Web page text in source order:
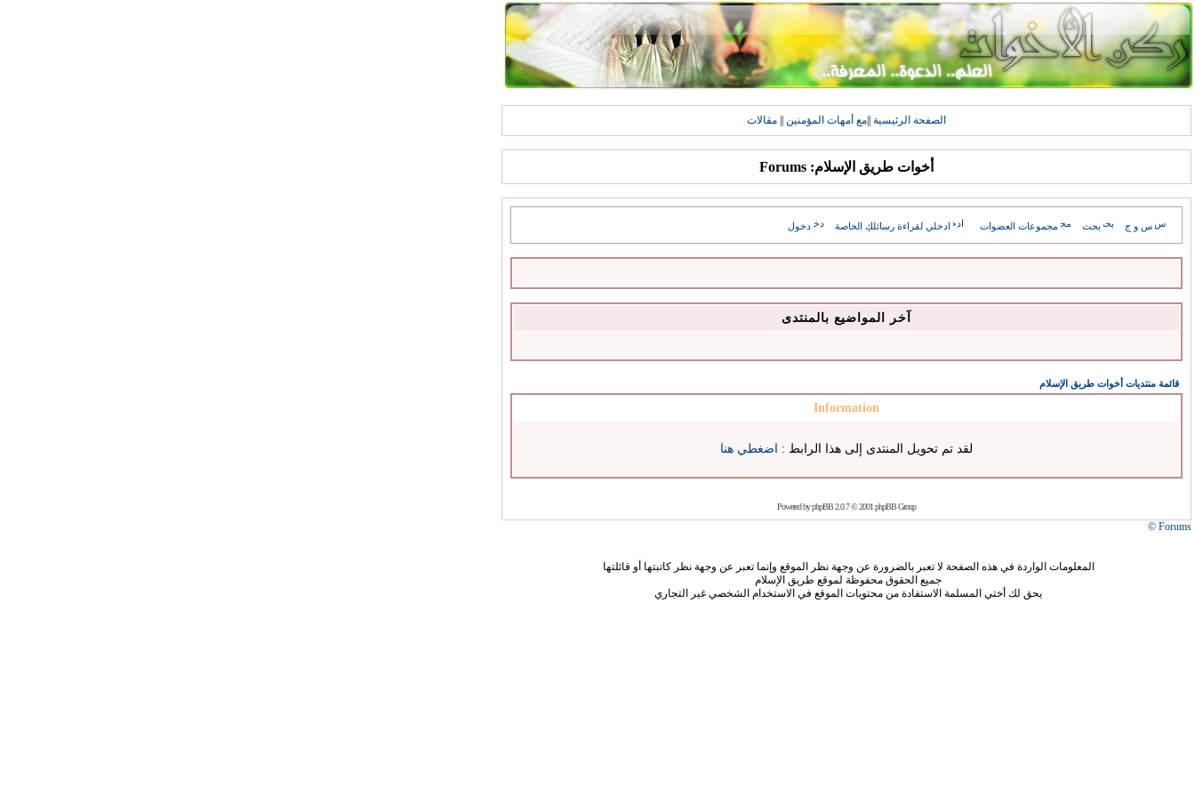
الصفحة الرئيسية مع أمهات المؤمنين مقالات
أخوات طريق الإسلام: Forums
س و ج بحث مجموعات العضوات ادخلي لقراءة رسائلكِ الخاصة دخول
آخر المواضيع بالمنتدى
قائمة منتديات أخوات طريق الإسلام
Information
لقد تم تحويل المنتدى إلى هذا الرابط : اضغطي هنا
Powered byphpBB2.0.7 © 2001 phpBB Group
Forums ©
المعلومات الواردة في هذه الصفحة لا تعبر بالضرورة عن وجهة نظر الموقع وإنما تعبر عن وجهة نظر كاتبتها أو قائلتها
جميع الحقوق محفوظة لموقع طريق الإسلام
يحق لك أختي المسلمة الاستفادة من محتويات الموقع في الاستخدام الشخصي غير التجاري